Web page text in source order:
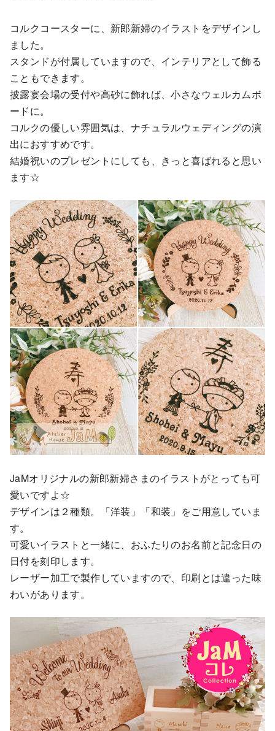
コルクコースターに、新郎新婦のイラストをデザインし
ました。
スタンドが付属していますので、インテリアとして飾る
こともできます。
披露宴会場の受付や高砂に飾れば、小さなウェルカムボ
ードに。
コルクの優しい雰囲気は、ナチュラルウェディングの演
出におすすめです。
結婚祝いのプレゼントにしても、きっと喜ばれると思い
ます☆
JaMオリジナルの新郎新婦さまのイラストがとっても可
愛いですよ☆
デザインは２種類。「洋装」「和装」をご用意していま
す。
可愛いイラストと一緒に、おふたりのお名前と記念日の
日付を刻印します。
レーザー加工で製作していますので、印刷とは違った味
わいがあります。